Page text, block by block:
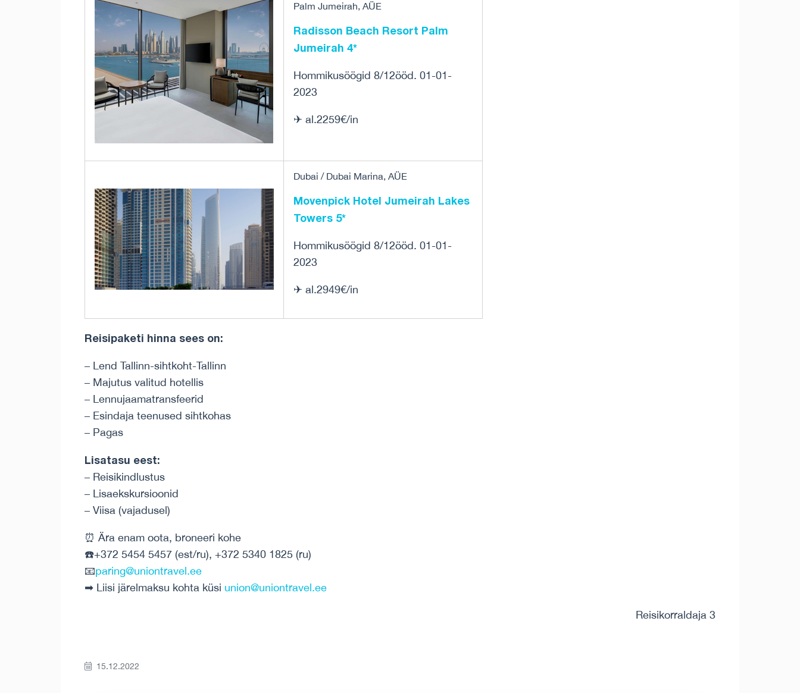
Palm Jumeirah, AÜE
Radisson Beach Resort Palm
Jumeirah 4*
Hommikusöögid 8/12ööd. 01-01-
2023
✈ al.2259€/in
Dubai / Dubai Marina, AÜE
Movenpick Hotel Jumeirah Lakes
Towers 5*
Hommikusöögid 8/12ööd. 01-01-
2023
✈ al.2949€/in
Reisipaketi hinna sees on:
– Lend Tallinn-sihtkoht-Tallinn
– Majutus valitud hotellis
– Lennujaamatransfeerid
– Esindaja teenused sihtkohas
– Pagas
Lisatasu eest:
– Reisikindlustus
– Lisaekskursioonid
– Viisa (vajadusel)
⏰ Ära enam oota, broneeri kohe
☎️+372 5454 5457 (est/ru), +372 5340 1825 (ru)
📧paring@uniontravel.ee
➡ Liisi järelmaksu kohta küsi union@uniontravel.ee
Reisikorraldaja 3
15.12.2022